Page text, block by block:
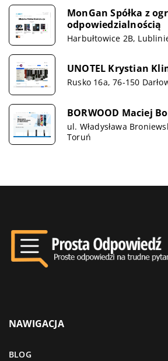
MonGan Spółka z
odpowiedzialnością
Harbułtowice 2B,
UNOTEL Krystian
Rusko 16a, 76-150
BORWOOD Maciej
ul. Władysława
Toruń
NAWIGACJA
BLOG